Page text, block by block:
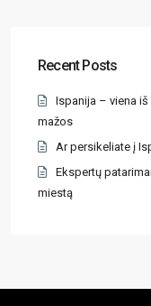
Recent Posts
Ispanija – viena
mažos
Ar persikeliate į
Ekspertų
miestą